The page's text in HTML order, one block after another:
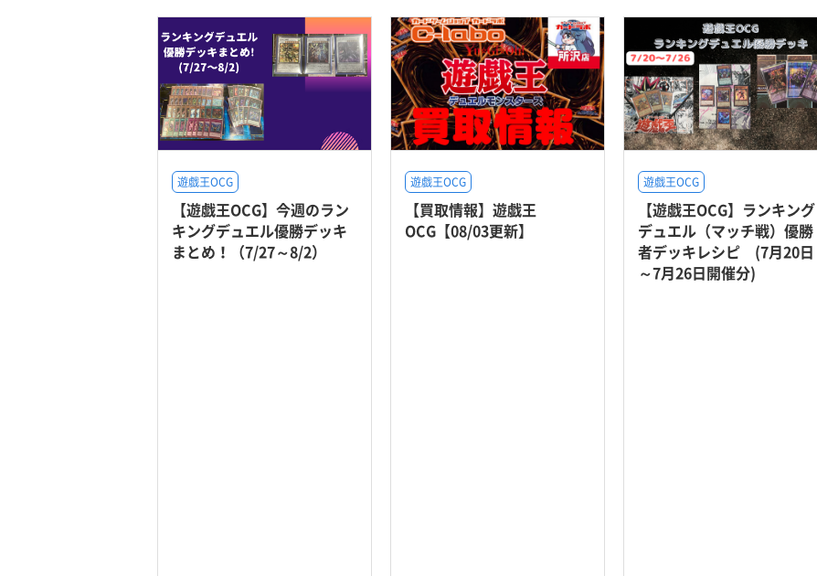
遊戯王OCG
【遊戯王OCG】今週のラン
キングデュエル優勝デッキ
まとめ！（7/27～8/2）
遊戯王OCG
【買取情報】遊戯王
OCG【08/03更新】
遊戯王OCG
【遊戯王OCG】ランキング
デュエル（マッチ戦）優勝
者デッキレシピ (7月20日
～7月26日開催分)